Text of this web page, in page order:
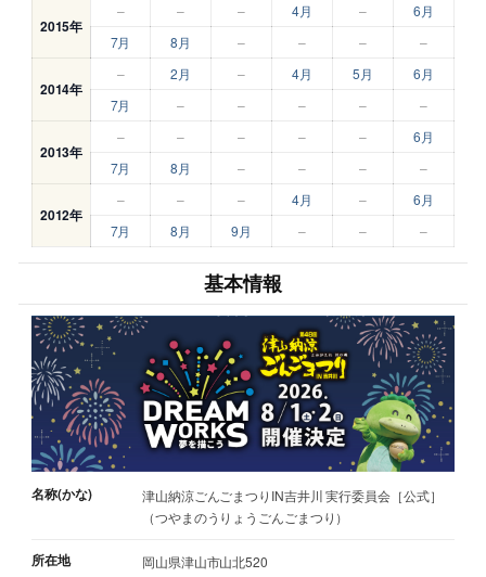
2015年
– – – 4月 –
6月
7月
8月 – – – –
2014年
– 2月 – 4月 5月
6月
7月
– – – – –
2013年
– – – – –
6月
7月
8月 – – – –
2012年
– – – 4月 –
6月
7月
8月 9月 – – –
基本情報
名称(かな)
津山納涼ごんごまつりIN吉井川 実行委員会［公式］
（つやまのうりょうごんごまつり）
所在地 岡山県津山市山北520